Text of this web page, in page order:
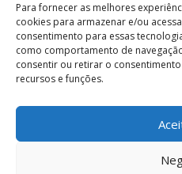
Para fornecer as melhores
cookies para armazenar e/ou
consentimento para essas
como comportamento de
consentir ou retirar o
recursos e funções.
© Copyright